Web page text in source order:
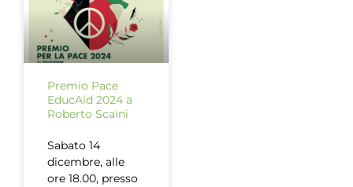
Premio Pace
EducAid 2024 a
Roberto Scaini
Sabato 14
dicembre, alle
ore 18.00, presso